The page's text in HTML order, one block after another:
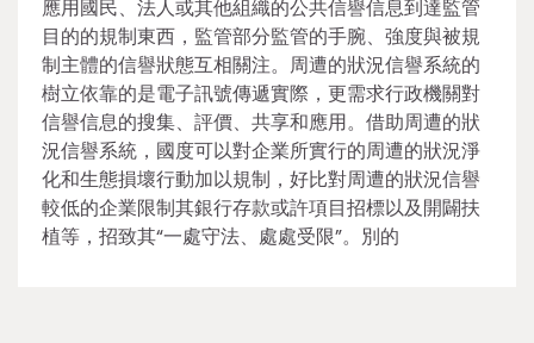
應用國民、法人或其他組織的公共信譽信息到達監管
目的的規制東西，監管部分監管的手腕、強度與被規
制主體的信譽狀態互相關注。周遭的狀況信譽系統的
樹立依靠的是電子訊號傳遞實際，更需求行政機關對
信譽信息的搜集、評價、共享和應用。借助周遭的狀
況信譽系統，國度可以對企業所實行的周遭的狀況淨
化和生態損壞行動加以規制，好比對周遭的狀況信譽
較低的企業限制其銀行存款或許項目招標以及開闢扶
植等，招致其“一處守法、處處受限”。別的